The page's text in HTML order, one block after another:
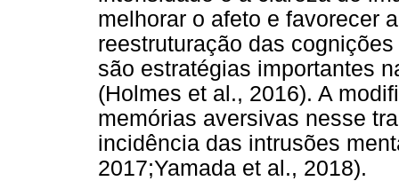
melhorar o afeto e favorecer
reestruturação das
são estratégias importantes
(Holmes et al., 2016). A
memórias aversivas nesse
incidência das intrusões
2017;Yamada et al., 2018).